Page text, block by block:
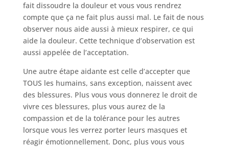
fait dissoudre la douleur et vous vous rendrez
compte que ça ne fait plus aussi mal. Le fait de nous
observer nous aide aussi à mieux respirer, ce qui
aide la douleur. Cette technique d’observation est
aussi appelée de l’acceptation.
Une autre étape aidante est celle d’accepter que
TOUS les humains, sans exception, naissent avec
des blessures. Plus vous vous donnerez le droit de
vivre ces blessures, plus vous aurez de la
compassion et de la tolérance pour les autres
lorsque vous les verrez porter leurs masques et
réagir émotionnellement. Donc, plus vous vous